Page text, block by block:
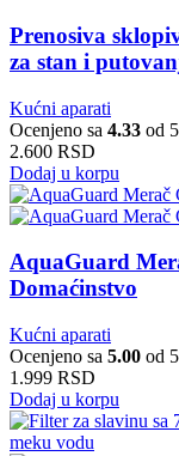
Prenosiva
za stan i
Kućni aparati
Ocenjeno sa 4.33 od 5
2.600 RSD
Dodaj u korpu
AquaGuard
Domaćinstvo
Kućni aparati
Ocenjeno sa 5.00 od 5
1.999 RSD
Dodaj u korpu